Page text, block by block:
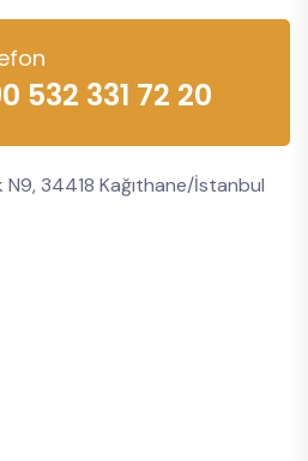
532 331 72 20
34418 Kağıthane/İstanbul